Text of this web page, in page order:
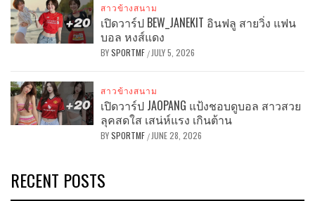
สาวข้างสนาม
เปิดวาร์ป BEW_JANEKIT อินฟลู สายวิ่ง แฟน
บอล หงส์แดง
BYSPORTMF / JULY 5, 2026
สาวข้างสนาม
เปิดวาร์ป JAOPANG แป้งชอบดูบอล สาวสวย
ลุคสดใส เสน่ห์แรง เกินต้าน
BYSPORTMF / JUNE 28, 2026
RECENT POSTS